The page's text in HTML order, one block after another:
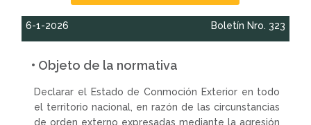
6-1-2026 Boletín Nro. 323
• Objeto de la normativa
Declarar el Estado de Conmoción Exterior en todo
el territorio nacional, en razón de las circunstancias
de orden externo expresadas mediante la agresión